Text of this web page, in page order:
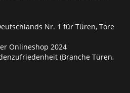
Nr. 1 für Türen, Tore
Onlineshop 2024
(Branche Türen,